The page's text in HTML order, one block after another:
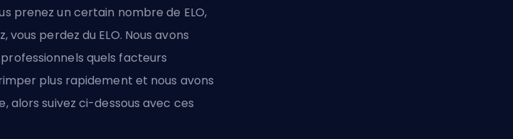
prenez un certain nombre de ELO,
vous perdez du ELO. Nous avons
quels facteurs
plus rapidement et nous avons
alors suivez ci-dessous avec ces